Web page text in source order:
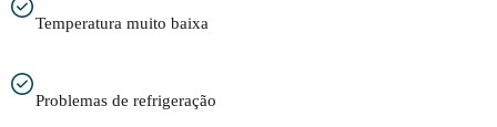
Temperatura muito baixa
Problemas de refrigeração